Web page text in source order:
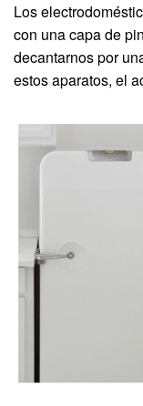
Los
con una capa de
decantarnos por
estos aparatos, el